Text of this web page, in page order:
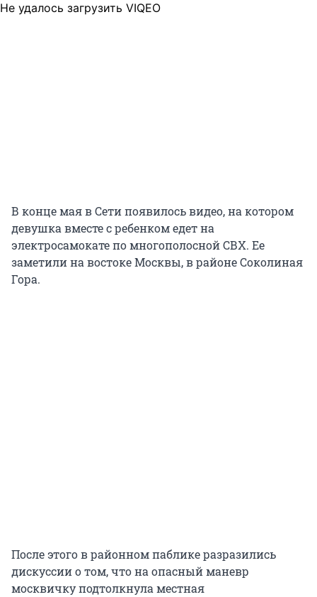
Не удалось загрузить VIQEO
В конце мая в Сети появилось видео, на котором
девушка вместе с ребенком едет на
электросамокате по многополосной СВХ. Ее
заметили на востоке Москвы, в районе Соколиная
Гора.
После этого в районном паблике разразились
дискуссии о том, что на опасный маневр
москвичку подтолкнула местная